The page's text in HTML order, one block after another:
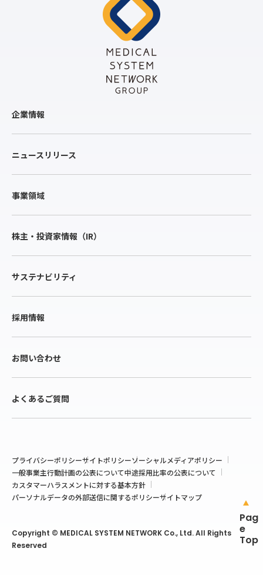
Pag
e
Top
企業情報
ニュースリリース
事業領域
株主・投資家情報（IR）
サステナビリティ
採用情報
お問い合わせ
よくあるご質問
プライバシーポリシーサイトポリシーソーシャルメディアポリシー
一般事業主行動計画の公表について中途採用比率の公表について
カスタマーハラスメントに対する基本方針
パーソナルデータの外部送信に関するポリシーサイトマップ
Copyright © MEDICAL SYSTEM NETWORK Co., Ltd. All Rights
Reserved